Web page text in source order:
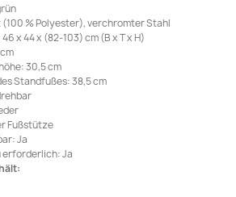
% Polyester), verchromter Stahl
x 44 x (82-103) cm (B x T x H)
30,5 cm
Standfußes: 38,5 cm
Fußstütze
Ja
erforderlich: Ja